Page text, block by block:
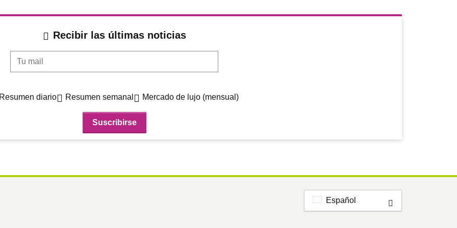
Recibir las últimas noticias
Tu mail
Resumen diario Resumen semanal Mercado de lujo (mensual)
Español